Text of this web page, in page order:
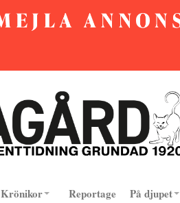
Krönikor Reportage På djupet